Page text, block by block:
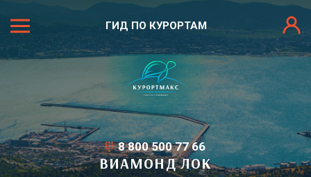
ГИД ПО КУРОРТАМ
8 800 500 77 66
ВИАМОНД ЛОК